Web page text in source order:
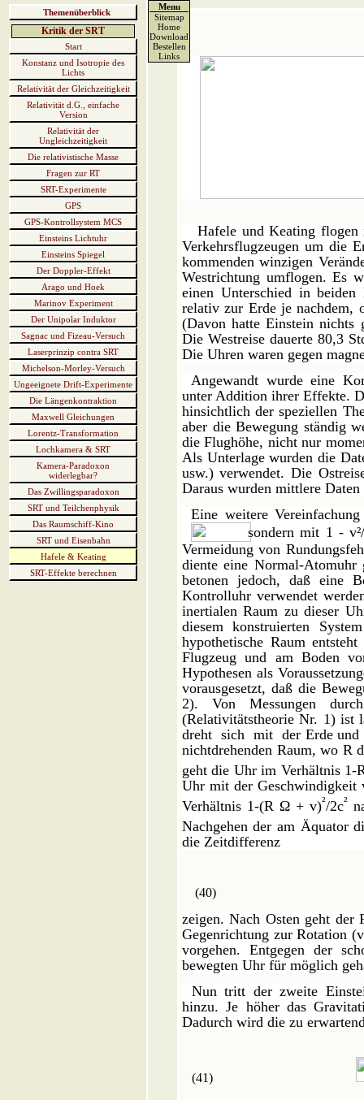
Themenüberblick
Kritik der SRT
Start
Konstanz und Isotropie des
Lichts
Relativität der Gleichzeitigkeit
Relativität d.G., einfache
Version
Relativität der
Ungleichzeitigkeit
Die relativistische Masse
Fragen zur RT
SRT-Experimente
GPS
GPS-Kontrollsystem MCS
Einsteins Lichtuhr
Einsteins Spiegel
Der Doppler-Effekt
Arago und Hoek
Marinov Experiment
Der Unipolar Induktor
Sagnac und Fizeau-Versuch
Laserprinzip contra SRT
Michelson-Morley-Versuch
Ungeeignete Drift-Experimente
Die Längenkontraktion
Maxwell Gleichungen
Lorentz-Transformation
Lochkamera & SRT
Kamera-Paradoxon
widerlegbar?
Das Zwillingsparadoxon
SRT und Teilchenphysik
Das Raumschiff-Kino
SRT und Eisenbahn
Hafele & Keating
SRT-Effekte berechnen
Menu
Sitemap
Home
Download
Bestellen
Links
Hafele und Keating flogen
Verkehrsflugzeugen um die
kommenden winzigen
Westrichtung umflogen. Es
einen Unterschied in beiden
relativ zur Erde je nachdem,
(Davon hatte Einstein nichts
Die Westreise dauerte 80,3
Die Uhren waren gegen
Angewandt wurde eine
unter Addition ihrer Effekte.
hinsichtlich der speziellen
aber die Bewegung ständig
die Flughöhe, nicht nur
Als Unterlage wurden die
usw.) verwendet. Die
Daraus wurden mittlere Daten
Eine weitere
sondern mit 1 -
Vermeidung von
diente eine Normal-
betonen jedoch, daß eine
Kontrolluhr verwendet
inertialen Raum zu dieser
diesem konstruierten
hypothetische Raum
Flugzeug und am Boden
Hypothesen als
vorausgesetzt, daß die
2). Von Messungen
(Relativitätstheorie Nr. 1) ist
dreht sich mit der Erde und
nichtdrehenden Raum, wo R
geht die Uhr im Verhältnis 1-
Uhr mit der
Verhältnis 1-(R Ω + v)²/2c²
Nachgehen der am Äquator
die Zeitdifferenz
zeigen. Nach Osten geht
Gegenrichtung zur Rotation
vorgehen. Entgegen der
bewegten Uhr für möglich
Nun tritt der zweite
hinzu. Je höher das
Dadurch wird die zu
(41)